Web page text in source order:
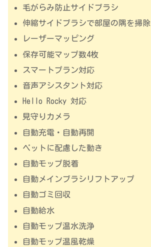
毛がらみ防止サイドブラシ
伸縮サイドブラシで部屋の隅を掃除
レーザーマッピング
保存可能マップ数4枚
スマートプラン対応
音声アシスタント対応
Hello Rocky 対応
見守りカメラ
自動充電・自動再開
ペットに配慮した動き
自動モップ脱着
自動メインブラシリフトアップ
自動ゴミ回収
自動給水
自動モップ温水洗浄
自動モップ温風乾燥